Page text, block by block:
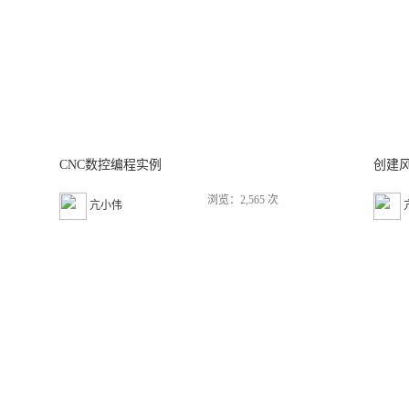
CNC数控编程实例
亢小伟 浏览：2,565 次
创建